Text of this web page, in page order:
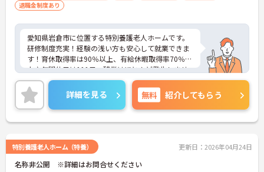
退職金制度あり
愛知県岩倉市に位置する特別養護老人ホームです。
研修制度充実！経験の浅い方も安心して就業できま
す！育休取得率は90％以上、有給休暇取得率70％以
上♪年間休日は111日、残業はほとんど発生しませ
ん！ご興味をお持ちの方には詳細の情報や面接のポ
イントをお伝えしますのでお気軽にお問い合わせく
ださいませ。
詳細を見る 無料 紹介してもらう
特別養護老人ホーム（特養） 更新日：2026年04月24日
名称非公開 ※詳細はお問合せください